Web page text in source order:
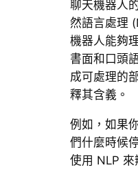
聊天機器人
然語言處理
機器人能夠
書面和口頭
成可處理的
釋其含義。
例如，如果
們什麼時候
使用 NLP 來